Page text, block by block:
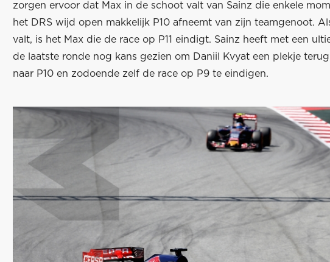
zorgen ervoor dat Max in de schoot valt van Sainz die enkele
het DRS wijd open makkelijk P10 afneemt van zijn teamgenoot.
valt, is het Max die de race op P11 eindigt. Sainz heeft met een
de laatste ronde nog kans gezien om Daniil Kvyat een plekje
naar P10 en zodoende zelf de race op P9 te eindigen.